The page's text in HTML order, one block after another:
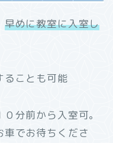
早めに教室に入室し
ことも可能
分前から入室可。
でお待ちくださ